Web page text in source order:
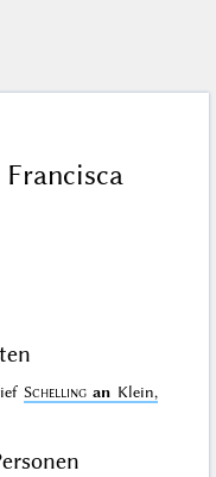
Schelling an Klein,